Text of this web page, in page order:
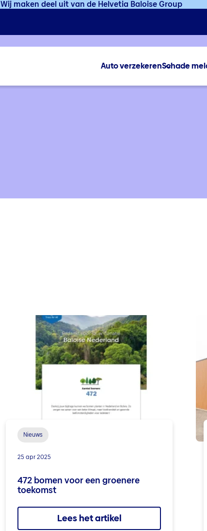
Wij maken deel uit van de Helvetia Baloise Group
Auto verzekerenSchade
472 bomen voor een groenere
toekomst
Nieuws
25 apr 2025
Lees het artikel